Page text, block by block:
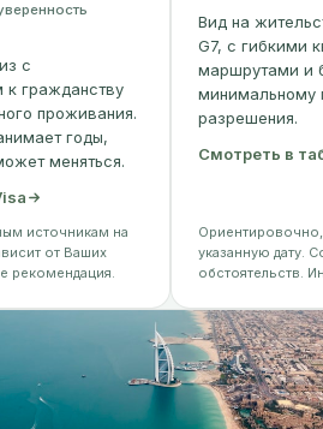
с
гражданству
проживания.
годы,
меняться.
источникам на
от Ваших
рекомендация.
Вид на
G7, с гибкими
маршрутами и
минимальному
разрешения.
Смотреть в
указанную дату.
обстоятельств.